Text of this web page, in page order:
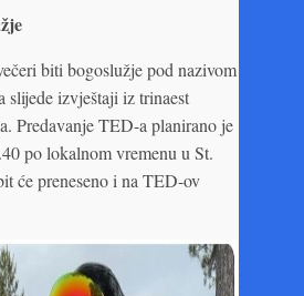
biti bogoslužje pod nazivom
slijede izvještaji iz trinaest
Predavanje TED-a planirano je
po lokalnom vremenu u St.
će preneseno i na TED-ov